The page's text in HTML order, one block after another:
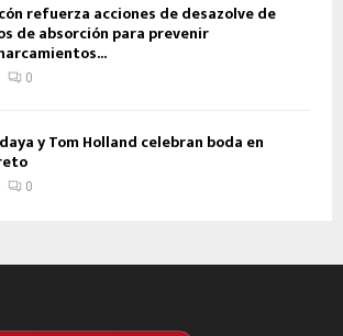
refuerza acciones de desazolve de
de absorción para prevenir
0
y Tom Holland celebran boda en
0